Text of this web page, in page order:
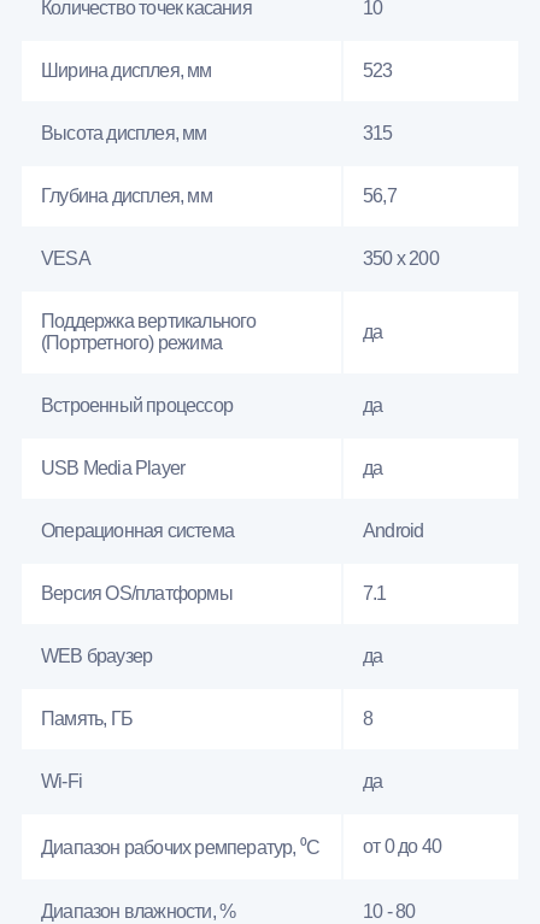
Количество точек касания 10
Ширина дисплея, мм 523
Высота дисплея, мм 315
Глубина дисплея, мм 56,7
VESA 350 x 200
Поддержка вертикального
(Портретного) режима
да
Встроенный процессор да
USB Media Player да
Операционная система Android
Версия OS/платформы 7.1
WEB браузер да
Память, ГБ 8
Wi-Fi да
Диапазон рабочих ремператур, ⁰С от 0 до 40
Диапазон влажности, % 10 - 80